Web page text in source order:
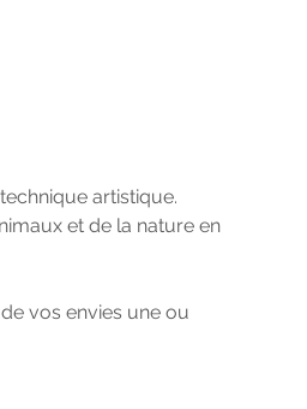
artistique.
et de la nature en
vos envies une ou